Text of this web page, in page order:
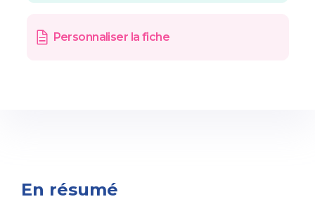
Personnaliser la fiche
En résumé